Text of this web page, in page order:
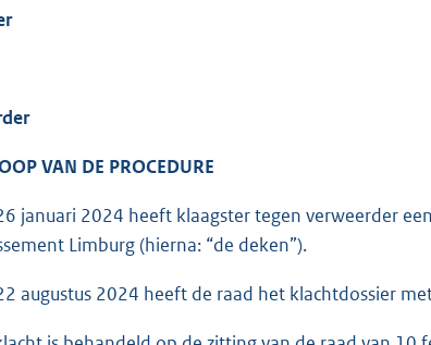
VAN DE PROCEDURE
januari 2024 heeft klaagster tegen verweerder
Limburg (hierna: “de deken”).
augustus 2024 heeft de raad het klachtdossier